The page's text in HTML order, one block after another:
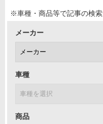
※車種・商品等で記事の検
メーカー
車種
商品